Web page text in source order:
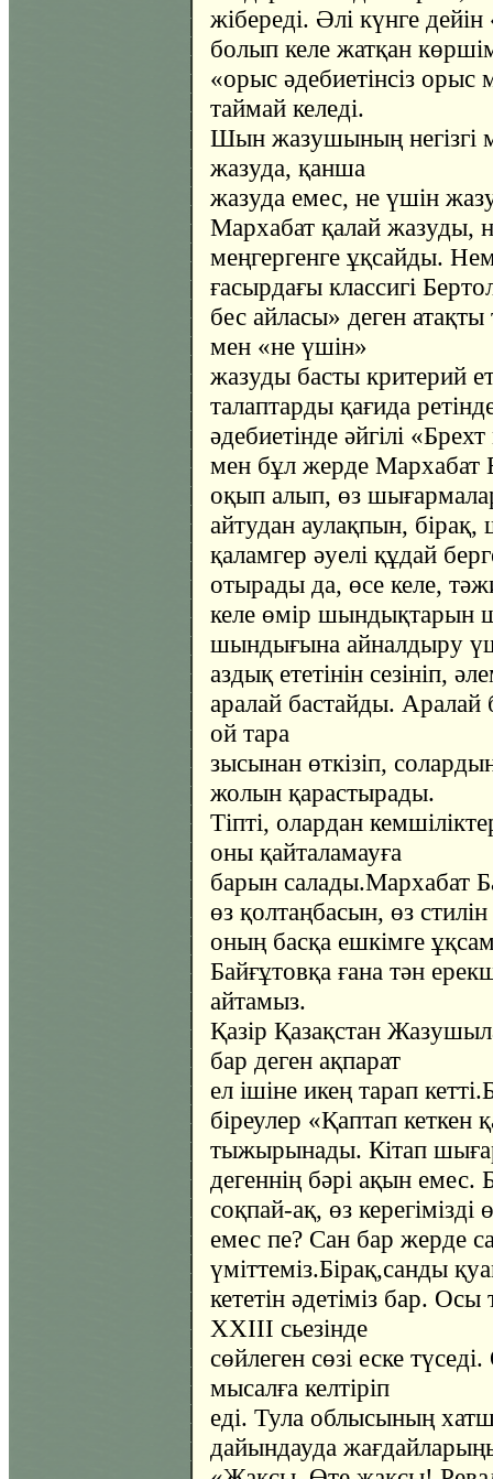
жібереді. Әлі күнге
болып келе жатқан
«орыс әдебиетінсіз орыс
таймай келеді.
Шын жазушының негізгі
жазуда, қанша
жазуда емес, не үшін
Мархабат қалай жазуды,
меңгергенге ұқсайды.
ғасырдағы классигі
бес айласы» деген
мен «не үшін»
жазуды басты критерий
талаптарды қағида
әдебиетінде әйгілі
мен бұл жерде Мархабат
оқып алып, өз
айтудан аулақпын,
қаламгер әуелі құдай
отырады да, өсе келе,
келе өмір шындықтарын
шындығына айналдыру
аздық ететінін сезініп,
аралай бастайды.
ой тара
зысынан өткізіп,
жолын қарастырады.
Тіпті, олардан
оны қайталамауға
барын салады.Мархабат
өз қолтаңбасын, өз
оның басқа ешкімге
Байғұтовқа ғана тән
айтамыз.
Қазір Қазақстан
бар деген ақпарат
ел ішіне икең тарап
біреулер «Қаптап
тыжырынады. Кітап
дегеннің бәрі ақын емес.
соқпай-ақ, өз керегімізді
емес пе? Сан бар жерде
үміттеміз.Бірақ,санды
кететін әдетіміз бар.
ХХІІІ сьезінде
сөйлеген сөзі еске
мысалға келтіріп
еді. Тула облысының
дайындауда